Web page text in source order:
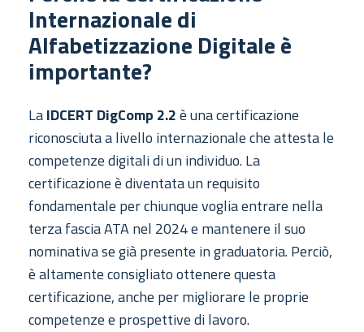
Internazionale di
Alfabetizzazione Digitale è
importante?
LaIDCERT DigComp 2.2è una certificazione
riconosciuta a livello internazionale che attesta le
competenze digitali di un individuo. La
certificazione è diventata un requisito
fondamentale per chiunque voglia entrare nella
terza fascia ATA nel 2024 e mantenere il suo
nominativa se già presente in graduatoria. Perciò,
è altamente consigliato ottenere questa
certificazione, anche per migliorare le proprie
competenze e prospettive di lavoro.